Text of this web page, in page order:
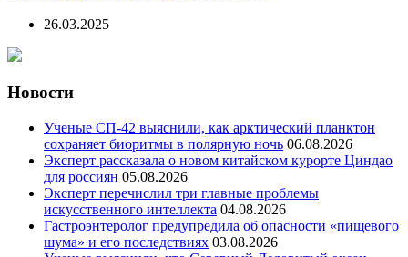
26.03.2025
Новости
Ученые СП-42 выяснили, как арктический планктон
сохраняет биоритмы в полярную ночь 06.08.2026
Эксперт рассказала о новом китайском курорте Циндао
для россиян 05.08.2026
Эксперт перечислил три главные проблемы
искусственного интеллекта 04.08.2026
Гастроэнтеролог предупредила об опасности «пищевого
шума» и его последствиях 03.08.2026